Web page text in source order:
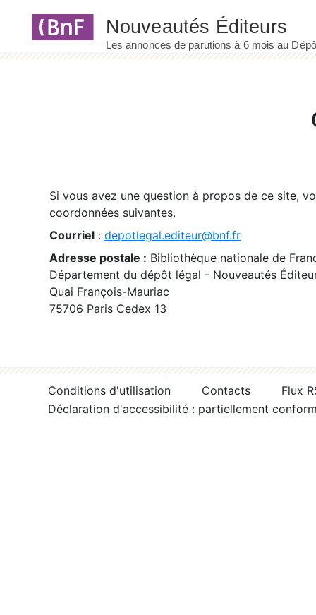
Si vous avez une question à propos de ce site,
coordonnées suivantes.
Courriel : depotlegal.editeur@bnf.fr
Adresse postale : Bibliothèque nationale de
Département du dépôt légal - Nouveautés
Quai François-Mauriac
75706 Paris Cedex 13
Conditions d'utilisation Contacts
Flux
Déclaration d'accessibilité : partiellement